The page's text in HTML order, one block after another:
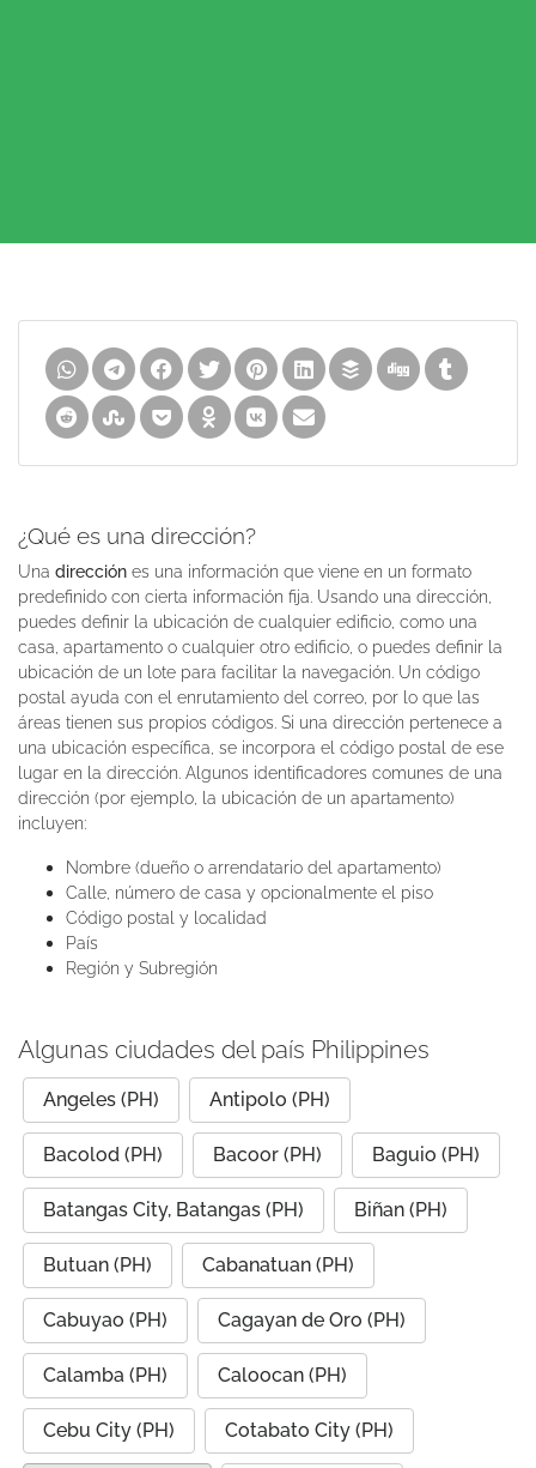
¿Qué es una dirección?
Una dirección es una información que viene en un formato
predefinido con cierta información fija. Usando una dirección,
puedes definir la ubicación de cualquier edificio, como una
casa, apartamento o cualquier otro edificio, o puedes definir la
ubicación de un lote para facilitar la navegación. Un código
postal ayuda con el enrutamiento del correo, por lo que las
áreas tienen sus propios códigos. Si una dirección pertenece a
una ubicación específica, se incorpora el código postal de ese
lugar en la dirección. Algunos identificadores comunes de una
dirección (por ejemplo, la ubicación de un apartamento)
incluyen:
Nombre (dueño o arrendatario del apartamento)
Calle, número de casa y opcionalmente el piso
Código postal y localidad
País
Región y Subregión
Algunas ciudades del país Philippines
Angeles (PH) Antipolo (PH)
Bacolod (PH) Bacoor (PH) Baguio (PH)
Batangas City, Batangas (PH) Biñan (PH)
Butuan (PH) Cabanatuan (PH)
Cabuyao (PH) Cagayan de Oro (PH)
Calamba (PH) Caloocan (PH)
Cebu City (PH) Cotabato City (PH)